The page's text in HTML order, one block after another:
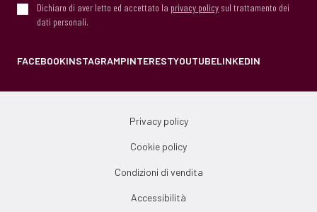
Dichiaro di aver letto ed accettato la privacy policy sul trattamento dei
dati personali.
FACEBOOKINSTAGRAMPINTERESTYOUTUBELINKEDIN
Privacy policy
Cookie policy
Condizioni di vendita
Accessibilità